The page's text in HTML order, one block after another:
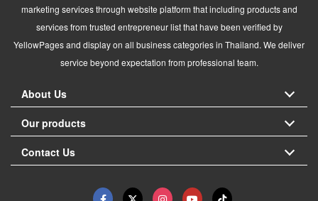
marketing services through website platform that including products and
services from trusted entrepreneur list that have been verified by
YellowPages and display on all business categories in Thailand. We deliver
service beyond expectation from professional team.
About Us
Our products
Contact Us